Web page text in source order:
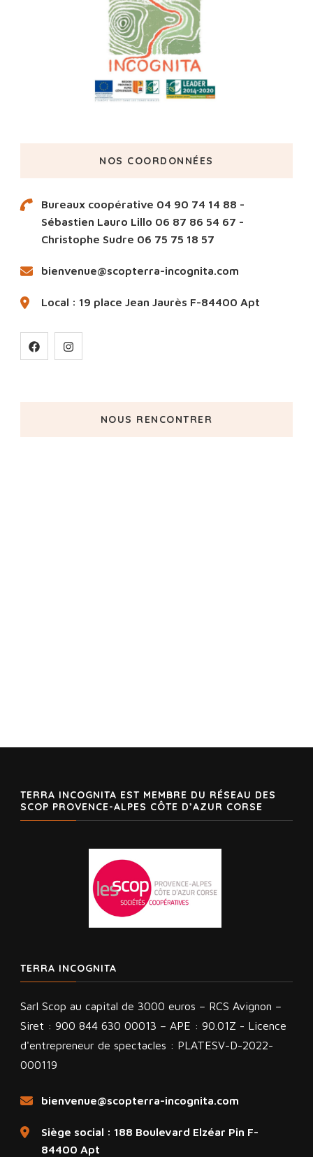
NOS COORDONNÉES
Bureaux coopérative 04 90 74 14 88 -
Sébastien Lauro Lillo 06 87 86 54 67 -
Christophe Sudre 06 75 75 18 57
bienvenue@scopterra-incognita.com
Local : 19 place Jean Jaurès F-84400 Apt
NOUS RENCONTRER
TERRA INCOGNITA EST MEMBRE DU RÉSEAU DES
SCOP PROVENCE-ALPES CÔTE D’AZUR CORSE
TERRA INCOGNITA
Sarl Scop au capital de 3000 euros – RCS Avignon –
Siret : 900 844 630 00013 – APE : 90.01Z - Licence
d'entrepreneur de spectacles : PLATESV-D-2022-
000119
bienvenue@scopterra-incognita.com
Siège social : 188 Boulevard Elzéar Pin F-
84400 Apt